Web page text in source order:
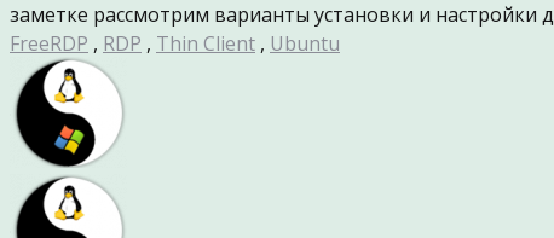
заметке рассмотрим варианты установки и настройки
FreeRDP , RDP , Thin Client , Ubuntu